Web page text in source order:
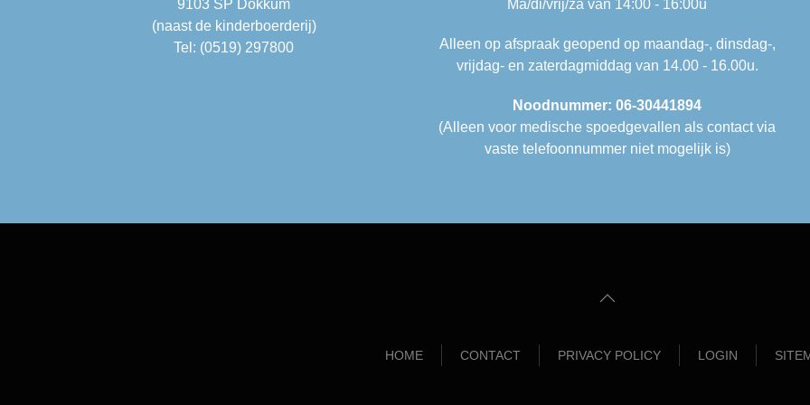
9103 SP Dokkum
(naast de kinderboerderij)
Tel: (0519) 297800
Ma/di/vrij/za van 14:00 - 16:00u
Alleen op afspraak geopend op maandag-, dinsdag-,
vrijdag- en zaterdagmiddag van 14.00 - 16.00u.
Noodnummer: 06-30441894
(Alleen voor medische spoedgevallen als contact via
vaste telefoonnummer niet mogelijk is)
HOME CONTACT PRIVACY POLICY LOGIN